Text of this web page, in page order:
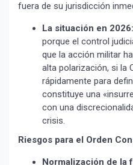
fuera de su jurisdicción
La situación en 2026:
porque el control
que la acción militar
alta polarización, si la
rápidamente para
constituye una
con una
crisis.
Riesgos para el Orden
Normalización de la